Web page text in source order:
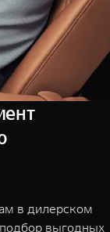
в дилерском
выгодных